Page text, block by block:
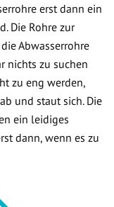
erst dann ein
Die Rohre zur
Abwasserrohre
nichts zu suchen
zu eng werden,
und staut sich. Die
ein leidiges
dann, wenn es zu